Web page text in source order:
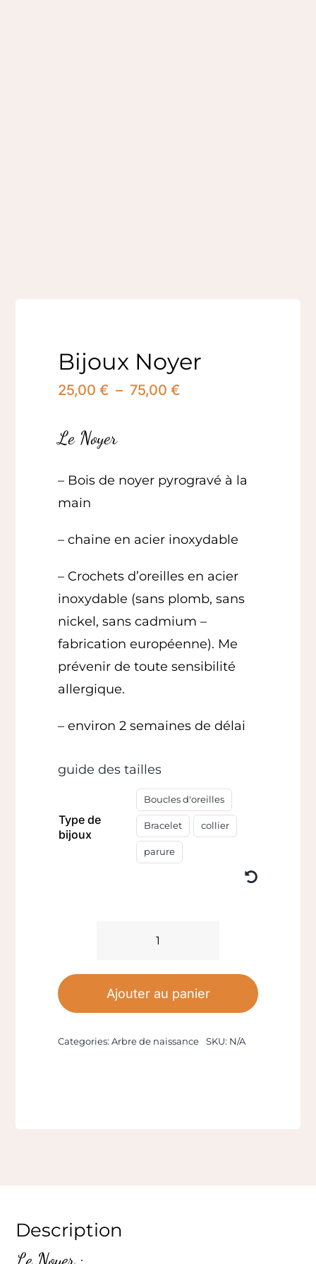
Bijoux Noyer
25,00€ – 75,00€
75,00 €
Le Noyer
– Bois de noyer pyrogravé à la
main
– chaine en acier inoxydable
– Crochets d’oreilles en acier
inoxydable (sans plomb, sans
nickel, sans cadmium –
fabrication européenne). Me
prévenir de toute sensibilité
allergique.
– environ 2 semaines de délai
guide des tailles
Type de
bijoux
Boucles d'oreilles
Bracelet collier
parure
Bijoux
Ajouter au panier
Categories:Arbre de naissance SKU: N/A
Description
Le Noyer :